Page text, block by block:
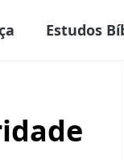
Estudos